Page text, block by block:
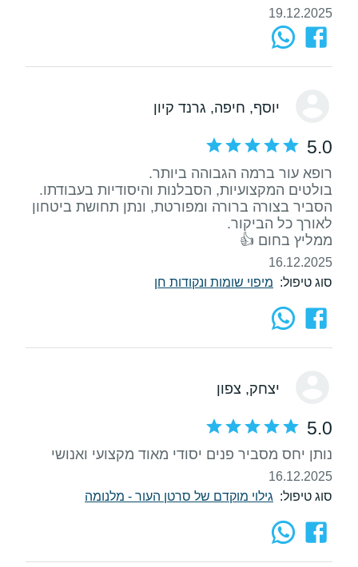
19.12.2025
יוסף, חיפה, גרנד קיון
5.0
בולטים המקצועיות, הסבלנות והיסודיות בעבודתו.
הסביר בצורה ברורה ומפורטת, ונתן תחושת ביטחון
ממליץ בחום 👍
16.12.2025
סוג טיפול: מיפוי שומות ונקודות חן
יצחק, צפון
5.0
נותן יחס מסביר פנים יסודי מאוד מקצועי ואנושי
16.12.2025
סוג טיפול: גילוי מוקדם של סרטן העור - מלנומה